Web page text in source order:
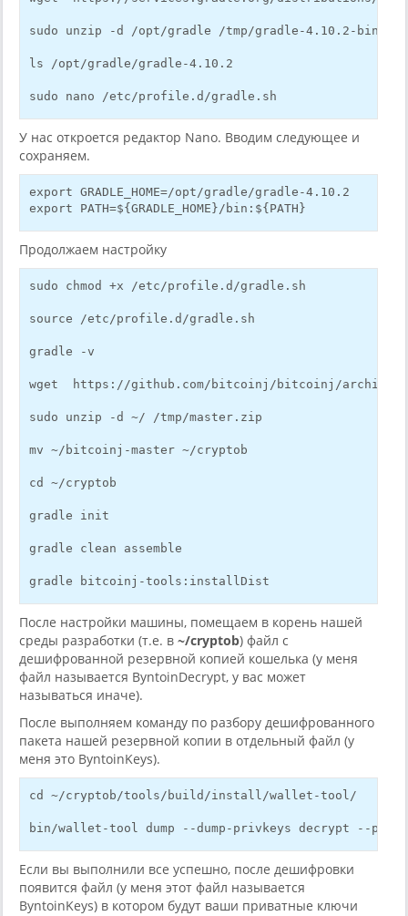
sudo unzip -d /opt/gradle /tmp/gradle-4.10.2-bin.zip
ls /opt/gradle/gradle-4.10.2
sudo nano /etc/profile.d/gradle.sh
У нас откроется редактор Nano. Вводим следующее и
сохраняем.
export GRADLE_HOME=/opt/gradle/gradle-4.10.2
export PATH=${GRADLE_HOME}/bin:${PATH}
Продолжаем настройку
sudo chmod +x /etc/profile.d/gradle.sh
source /etc/profile.d/gradle.sh
gradle -v
wget  https://github.com/bitcoinj/bitcoinj/archive/
sudo unzip -d ~/ /tmp/master.zip
mv ~/bitcoinj-master ~/cryptob
cd ~/cryptob
gradle init
gradle clean assemble
gradle bitcoinj-tools:installDist
После настройки машины, помещаем в корень нашей
среды разработки (т.е. в ~/cryptob) файл с
дешифрованной резервной копией кошелька (у меня
файл называется ByntoinDecrypt, у вас может
называться иначе).
После выполняем команду по разбору дешифрованного
пакета нашей резервной копии в отдельный файл (у
меня это ByntoinKeys).
cd ~/cryptob/tools/build/install/wallet-tool/
bin/wallet-tool dump --dump-privkeys decrypt --
Если вы выполнили все успешно, после дешифровки
появится файл (у меня этот файл называется
ByntoinKeys) в котором будут ваши приватные ключи